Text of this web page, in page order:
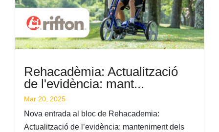
Rehacadèmia: Actualització
de l'evidència: mant...
Mar 20, 2025
Nova entrada al bloc de Rehacademia:
Actualització de l’evidència: manteniment dels